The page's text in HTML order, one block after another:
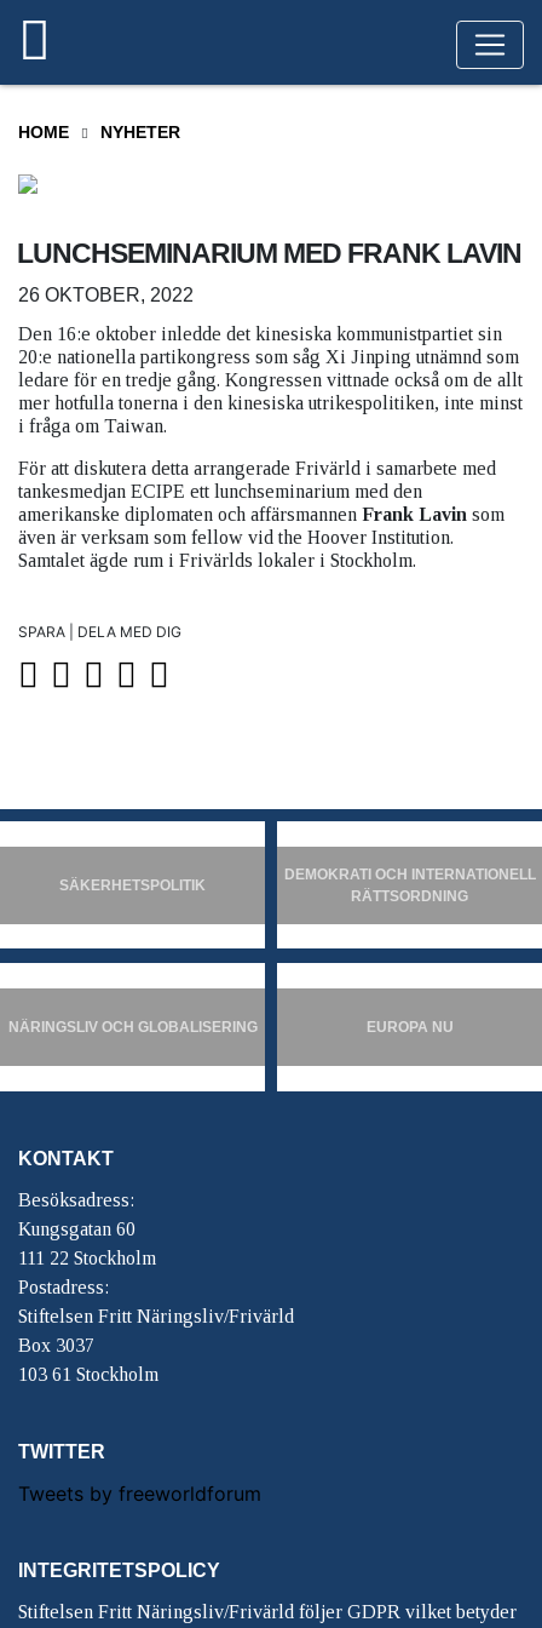
HOME NYHETER
LUNCHSEMINARIUM MED FRANK LAVIN
26 OKTOBER, 2022
Den 16:e oktober inledde det kinesiska kommunistpartiet sin
20:e nationella partikongress som såg Xi Jinping utnämnd som
ledare för en tredje gång. Kongressen vittnade också om de allt
mer hotfulla tonerna i den kinesiska utrikespolitiken, inte minst
i fråga om Taiwan.
För att diskutera detta arrangerade Frivärld i samarbete med
tankesmedjan ECIPE ett lunchseminarium med den
amerikanske diplomaten och affärsmannen Frank Lavin som
även är verksam som fellow vid the Hoover Institution.
Samtalet ägde rum i Frivärlds lokaler i Stockholm.
SPARA | DELA MED DIG
SÄKERHETSPOLITIK
DEMOKRATI OCH INTERNATIONELL
RÄTTSORDNING
NÄRINGSLIV OCH GLOBALISERING EUROPA NU
KONTAKT
Besöksadress:
Kungsgatan 60
111 22 Stockholm
Postadress:
Stiftelsen Fritt Näringsliv/Frivärld
Box 3037
103 61 Stockholm
TWITTER
Tweets by freeworldforum
INTEGRITETSPOLICY
Stiftelsen Fritt Näringsliv/Frivärld följer GDPR vilket betyder